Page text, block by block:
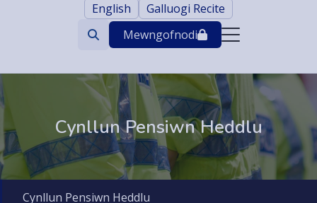
English Galluogi Recite
Search
Mewngofnodi
Cynllun Pensiwn Heddlu
Cynllun Pensiwn Heddlu